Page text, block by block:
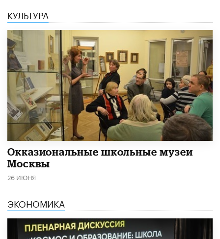
КУЛЬТУРА
​Окказиональные школьные музеи
Москвы
26 ИЮНЯ
ЭКОНОМИКА